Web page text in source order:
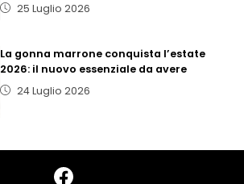
25 Luglio 2026
La gonna marrone conquista l’estate
2026: il nuovo essenziale da avere
24 Luglio 2026